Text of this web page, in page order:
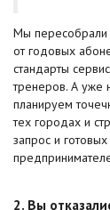
Мы пересобрали
от годовых
стандарты
тренеров. А уже
планируем
тех городах и
запрос и готовых
2. Вы